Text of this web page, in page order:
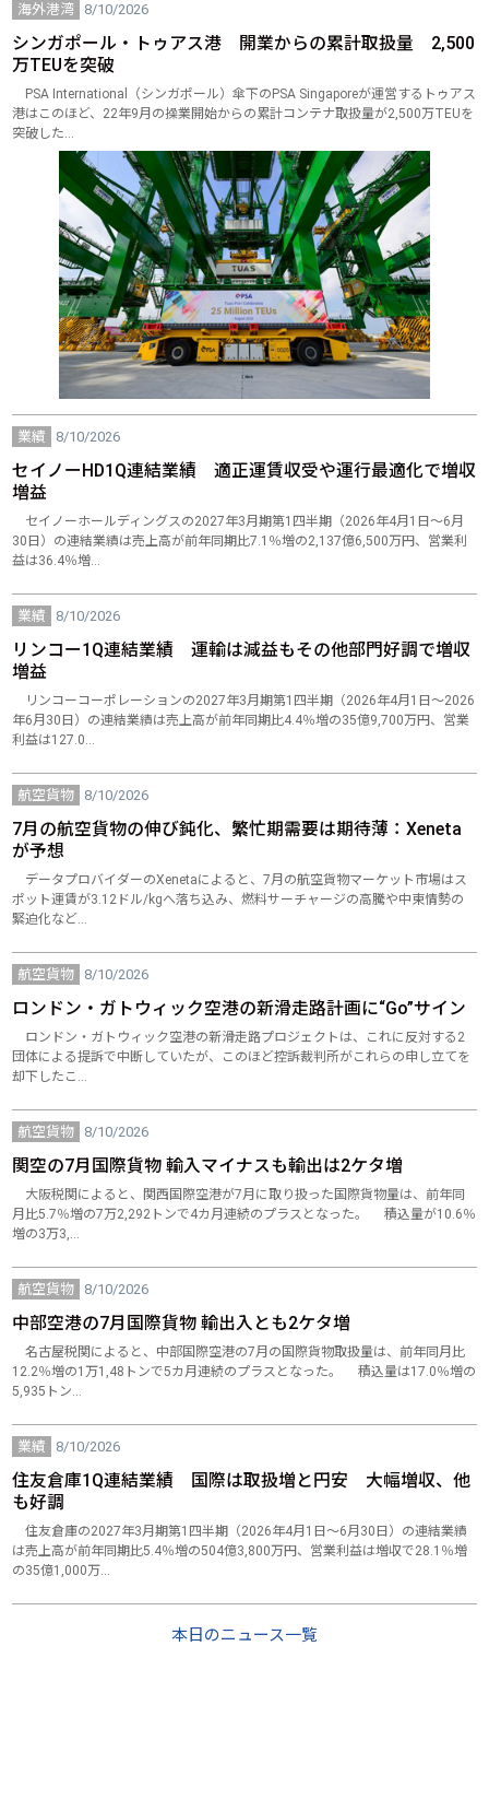
海外港湾 8/10/2026
シンガポール・トゥアス港 開業からの累計取扱量 2,500
万TEUを突破
PSA International（シンガポール）傘下のPSA Singaporeが運営するトゥアス
港はこのほど、22年9月の操業開始からの累計コンテナ取扱量が2,500万TEUを
突破した…
業績 8/10/2026
セイノーHD1Q連結業績 適正運賃収受や運行最適化で増収
増益
セイノーホールディングスの2027年3月期第1四半期（2026年4月1日～6月
30日）の連結業績は売上高が前年同期比7.1％増の2,137億6,500万円、営業利
益は36.4％増…
業績 8/10/2026
リンコー1Q連結業績 運輸は減益もその他部門好調で増収
増益
リンコーコーポレーションの2027年3月期第1四半期（2026年4月1日～2026
年6月30日）の連結業績は売上高が前年同期比4.4％増の35億9,700万円、営業
利益は127.0…
航空貨物 8/10/2026
7月の航空貨物の伸び鈍化、繁忙期需要は期待薄：Xeneta
が予想
データプロバイダーのXenetaによると、7月の航空貨物マーケット市場はス
ポット運賃が3.12ドル/kgへ落ち込み、燃料サーチャージの高騰や中東情勢の
緊迫化など…
航空貨物 8/10/2026
ロンドン・ガトウィック空港の新滑走路計画に“Go”サイン
ロンドン・ガトウィック空港の新滑走路プロジェクトは、これに反対する2
団体による提訴で中断していたが、このほど控訴裁判所がこれらの申し立てを
却下したこ…
航空貨物 8/10/2026
関空の7月国際貨物 輸入マイナスも輸出は2ケタ増
大阪税関によると、関西国際空港が7月に取り扱った国際貨物量は、前年同
月比5.7％増の7万2,292トンで4カ月連続のプラスとなった。 積込量が10.6％
増の3万3,…
航空貨物 8/10/2026
中部空港の7月国際貨物 輸出入とも2ケタ増
名古屋税関によると、中部国際空港の7月の国際貨物取扱量は、前年同月比
12.2％増の1万1,48トンで5カ月連続のプラスとなった。 積込量は17.0％増の
5,935トン…
業績 8/10/2026
住友倉庫1Q連結業績 国際は取扱増と円安 大幅増収、他
も好調
住友倉庫の2027年3月期第1四半期（2026年4月1日～6月30日）の連結業績
は売上高が前年同期比5.4％増の504億3,800万円、営業利益は増収で28.1％増
の35億1,000万…
本日のニュース一覧